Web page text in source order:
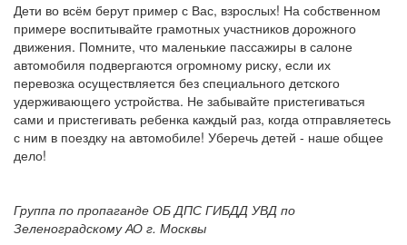
Дети во всём берут пример с Вас, взрослых! На собственном
примере воспитывайте грамотных участников дорожного
движения. Помните, что маленькие пассажиры в салоне
автомобиля подвергаются огромному риску, если их
перевозка осуществляется без специального детского
удерживающего устройства. Не забывайте пристегиваться
сами и пристегивать ребенка каждый раз, когда отправляетесь
с ним в поездку на автомобиле! Уберечь детей - наше общее
дело!
Группа по пропаганде ОБ ДПС ГИБДД УВД по
Зеленоградскому АО г. Москвы